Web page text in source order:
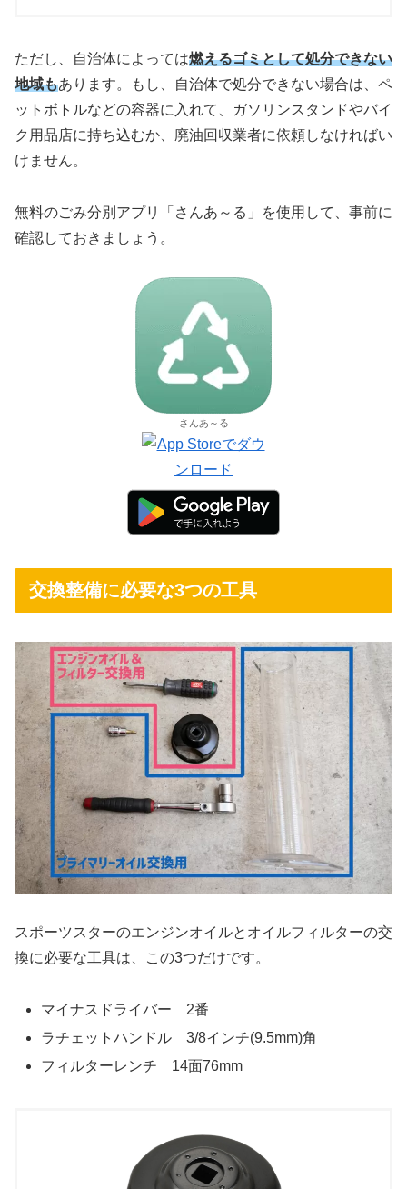
ただし、自治体によっては燃えるゴミとして処分できない
地域もあります。もし、自治体で処分できない場合は、ペ
ットボトルなどの容器に入れて、ガソリンスタンドやバイ
ク用品店に持ち込むか、廃油回収業者に依頼しなければい
けません。
無料のごみ分別アプリ「さんあ～る」を使用して、事前に
確認しておきましょう。
さんあ～る
交換整備に必要な3つの工具
スポーツスターのエンジンオイルとオイルフィルターの交
換に必要な工具は、この3つだけです。
マイナスドライバー 2番
ラチェットハンドル 3/8インチ(9.5mm)角
フィルターレンチ 14面76mm